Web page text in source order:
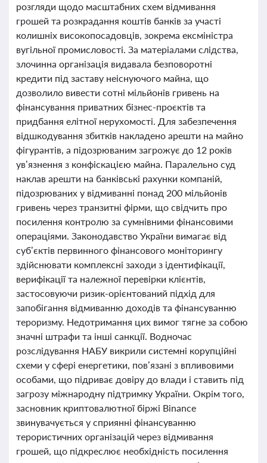
розгляди щодо масштабних схем відмивання
грошей та розкрадання коштів банків за участі
колишніх високопосадовців, зокрема ексміністра
вугільної промисловості. За матеріалами слідства,
злочинна організація видавала безповоротні
кредити під заставу неіснуючого майна, що
дозволило вивести сотні мільйонів гривень на
фінансування приватних бізнес-проєктів та
придбання елітної нерухомості. Для забезпечення
відшкодування збитків накладено арешти на майно
фігурантів, а підозрюваним загрожує до 12 років
ув’язнення з конфіскацією майна. Паралельно суд
наклав арешти на банківські рахунки компаній,
підозрюваних у відмиванні понад 200 мільйонів
гривень через транзитні фірми, що свідчить про
посилення контролю за сумнівними фінансовими
операціями. Законодавство України вимагає від
суб’єктів первинного фінансового моніторингу
здійснювати комплексні заходи з ідентифікації,
верифікації та належної перевірки клієнтів,
застосовуючи ризик-орієнтований підхід для
запобігання відмиванню доходів та фінансуванню
тероризму. Недотримання цих вимог тягне за собою
значні штрафи та інші санкції. Водночас
розслідування НАБУ викрили системні корупційні
схеми у сфері енергетики, пов’язані з впливовими
особами, що підриває довіру до влади і ставить під
загрозу міжнародну підтримку України. Окрім того,
засновник криптовалютної біржі Binance
звинувачується у сприянні фінансуванню
терористичних організацій через відмивання
грошей, що підкреслює необхідність посилення